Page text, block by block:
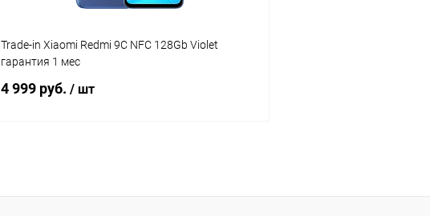
Trade-in Xiaomi Redmi 9C NFC 128Gb Violet
гарантия 1 мес
4 999 руб. / шт
К сравнению